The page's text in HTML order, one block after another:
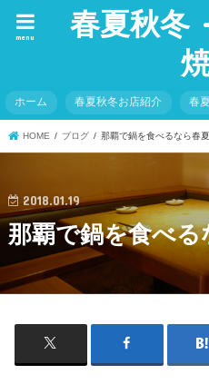
春夏秋冬
menu
ホーム 春夏秋冬お店紹介 春
HOME ブログ 那覇で鍋を食べるなら春夏
2018.01.19
那覇で鍋を食べ